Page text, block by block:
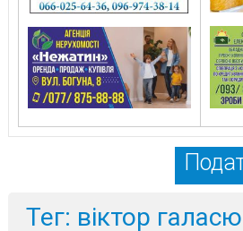
Тег: віктор